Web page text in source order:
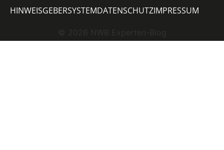
© 2026 NWB Experten-Blog
HINWEISGEBERSYSTEMDATENSCHUTZIMPRESSUM